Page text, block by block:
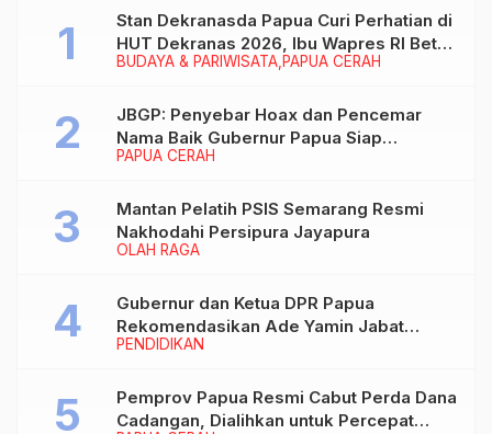
BUDAYA & PARIWISATA PAPUA CERAH
Stan Dekranasda Papua Curi Perhatian di
HUT Dekranas 2026, Ibu Wapres RI Betah
Menikmati Karya Perajin
PAPUA CERAH
JBGP: Penyebar Hoax dan Pencemar
Nama Baik Gubernur Papua Siap
Berhadapan dengan Hukum!
OLAH RAGA
Mantan Pelatih PSIS Semarang Resmi
Nakhodahi Persipura Jayapura
PENDIDIKAN
Gubernur dan Ketua DPR Papua
Rekomendasikan Ade Yamin Jabat
Rektor IAIN Fattahul Muluk Papua
Pemprov Papua Resmi Cabut Perda Dana
Cadangan, Dialihkan untuk Percepat